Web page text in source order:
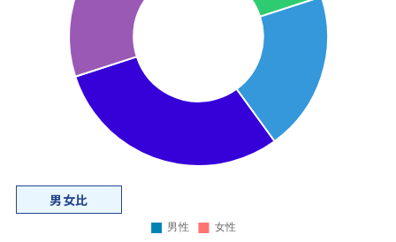
男女比